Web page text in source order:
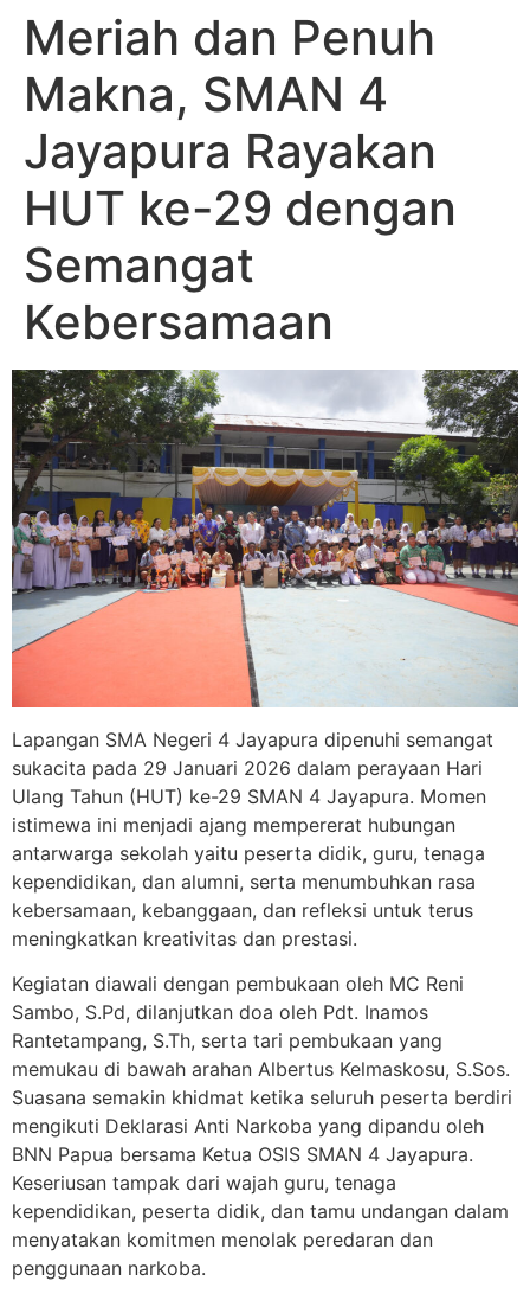
Meriah dan Penuh
Makna, SMAN 4
Jayapura Rayakan
HUT ke-29 dengan
Semangat
Kebersamaan
Lapangan SMA Negeri 4 Jayapura dipenuhi semangat
sukacita pada 29 Januari 2026 dalam perayaan Hari
Ulang Tahun (HUT) ke-29 SMAN 4 Jayapura. Momen
istimewa ini menjadi ajang mempererat hubungan
antarwarga sekolah yaitu peserta didik, guru, tenaga
kependidikan, dan alumni, serta menumbuhkan rasa
kebersamaan, kebanggaan, dan refleksi untuk terus
meningkatkan kreativitas dan prestasi.
Kegiatan diawali dengan pembukaan oleh MC Reni
Sambo, S.Pd, dilanjutkan doa oleh Pdt. Inamos
Rantetampang, S.Th, serta tari pembukaan yang
memukau di bawah arahan Albertus Kelmaskosu, S.Sos.
Suasana semakin khidmat ketika seluruh peserta berdiri
mengikuti Deklarasi Anti Narkoba yang dipandu oleh
BNN Papua bersama Ketua OSIS SMAN 4 Jayapura.
Keseriusan tampak dari wajah guru, tenaga
kependidikan, peserta didik, dan tamu undangan dalam
menyatakan komitmen menolak peredaran dan
penggunaan narkoba.